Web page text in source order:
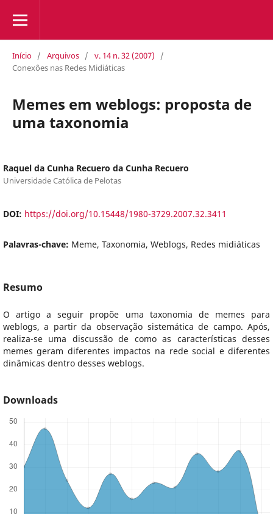
Início / Arquivos / v. 14 n. 32 (2007)
/
Conexôes nas Redes Midiáticas
Memes em weblogs: proposta de
uma taxonomia
Raquel da Cunha Recuero da Cunha Recuero
Universidade Católica de Pelotas
DOI: https://doi.org/10.15448/1980-3729.2007.32.3411
Palavras-chave: Meme, Taxonomia, Weblogs, Redes midiáticas
Resumo
O artigo a seguir propõe uma taxonomia de memes para
weblogs, a partir da observação sistemática de campo. Após,
realiza-se uma discussão de como as características desses
memes geram diferentes impactos na rede social e diferentes
dinâmicas dentro desses weblogs.
Downloads